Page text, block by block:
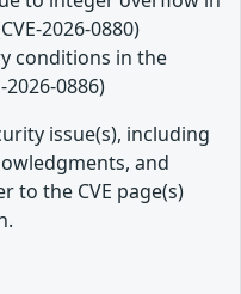
2026-0880)
conditions in the
0886)
issue(s), including
and
to the CVE page(s)